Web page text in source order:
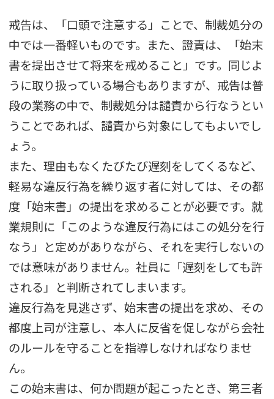
戒告は、「口頭で注意する」ことで、制裁処分の
中では一番軽いものです。また、證責は、「始末
書を提出させて将来を戒めること」です。同じよ
うに取り扱っている場合もありますが、戒告は普
段の業務の中で、制裁処分は譴責から行なうとい
うことであれば、譴責から対象にしてもよいでし
ょう。
また、理由もなくたびたび遅刻をしてくるなど、
軽易な違反行為を繰り返す者に対しては、その都
度「始末書」の提出を求めることが必要です。就
業規則に「このような違反行為にはこの処分を行
なう」と定めがありながら、それを実行しないの
では意味がありません。社員に「遅刻をしても許
される」と判断されてしまいます。
違反行為を見逃さず、始末書の提出を求め、その
都度上司が注意し、本人に反省を促しながら会社
のルールを守ることを指導しなければなりませ
ん。
この始末書は、何か問題が起こったとき、第三者